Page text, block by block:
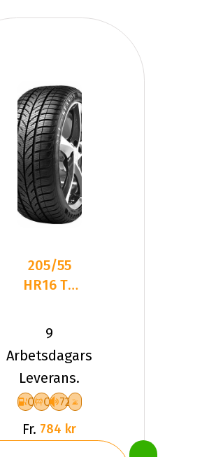
205/55
HR16 TL
4-
SEASON
9
Arbetsdagars
Leverans.
C C 72
Fr. 784 kr